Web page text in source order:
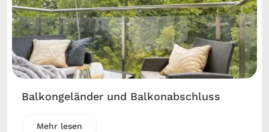
Balkongeländer und Balkonabschluss
Mehr lesen